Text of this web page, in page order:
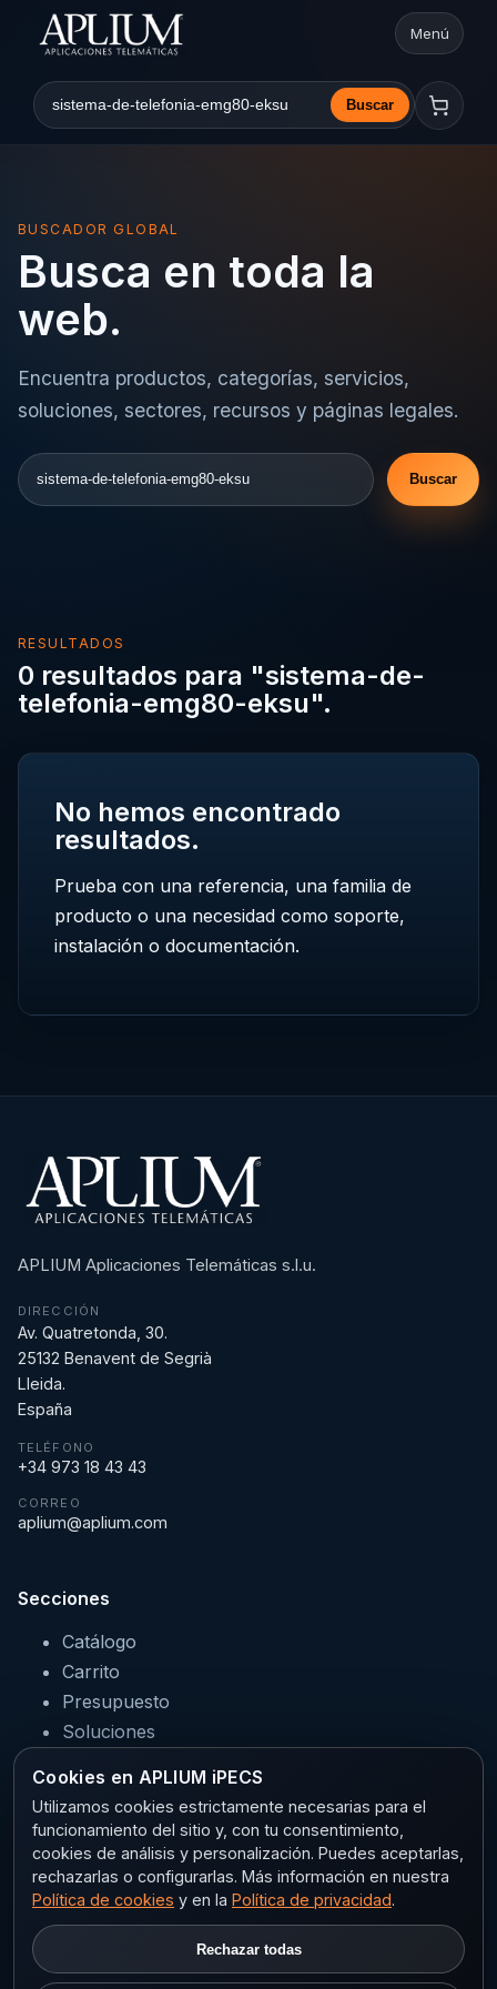
Abrir
Menú
Buscar en la web Buscar
BUSCADOR GLOBAL
Busca en toda la
web.
Encuentra productos, categorías, servicios,
soluciones, sectores, recursos y páginas legales.
Buscar
Buscar
RESULTADOS
0 resultados para "sistema-de-
telefonia-emg80-eksu".
No hemos encontrado
resultados.
Prueba con una referencia, una familia de
producto o una necesidad como soporte,
instalación o documentación.
APLIUM Aplicaciones Telemáticas s.l.u.
DIRECCIÓN
Av. Quatretonda, 30.
25132 Benavent de Segrià
Lleida.
España
TELÉFONO
+34 973 18 43 43
CORREO
aplium@aplium.com
Secciones
Catálogo
Carrito
Presupuesto
Soluciones
Sectores
Legal
Aviso legal
Cookies en APLIUM iPECS
Utilizamos cookies estrictamente necesarias para el
funcionamiento del sitio y, con tu consentimiento,
cookies de análisis y personalización. Puedes aceptarlas,
rechazarlas o configurarlas. Más información en nuestra
Política de cookies y en la Política de privacidad.
Rechazar todas